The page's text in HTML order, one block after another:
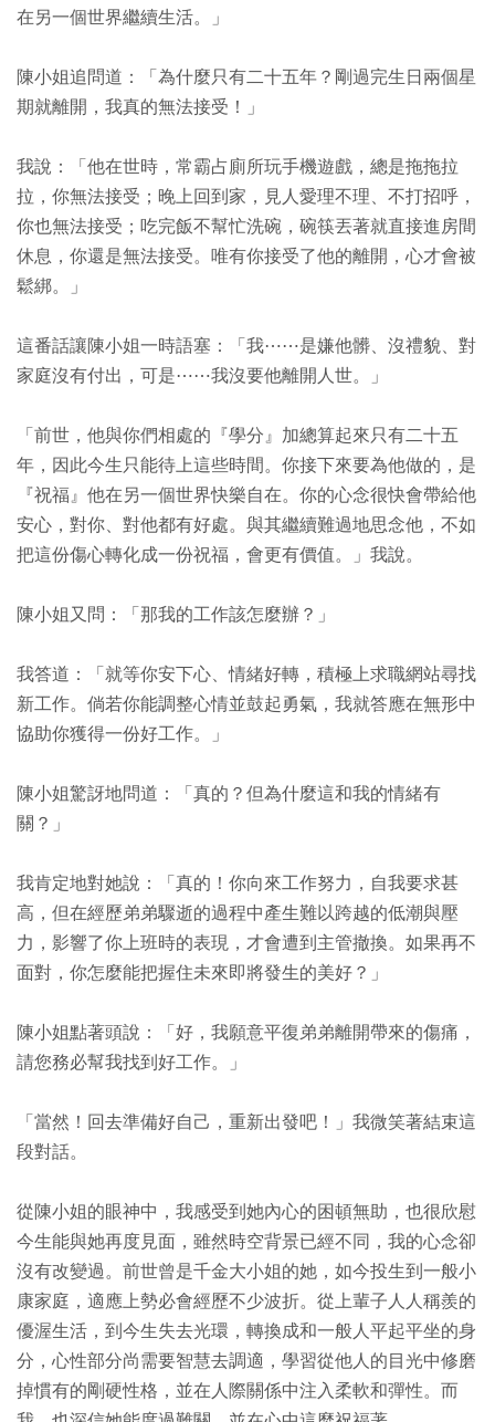
在另一個世界繼續生活。」
陳小姐追問道：「為什麼只有二十五年？剛過完生日兩個星
期就離開，我真的無法接受！」
我說：「他在世時，常霸占廁所玩手機遊戲，總是拖拖拉
拉，你無法接受；晚上回到家，見人愛理不理、不打招呼，
你也無法接受；吃完飯不幫忙洗碗，碗筷丟著就直接進房間
休息，你還是無法接受。唯有你接受了他的離開，心才會被
鬆綁。」
這番話讓陳小姐一時語塞：「我⋯⋯是嫌他髒、沒禮貌、對
家庭沒有付出，可是⋯⋯我沒要他離開人世。」
「前世，他與你們相處的『學分』加總算起來只有二十五
年，因此今生只能待上這些時間。你接下來要為他做的，是
『祝福』他在另一個世界快樂自在。你的心念很快會帶給他
安心，對你、對他都有好處。與其繼續難過地思念他，不如
把這份傷心轉化成一份祝福，會更有價值。」我說。
陳小姐又問：「那我的工作該怎麼辦？」
我答道：「就等你安下心、情緒好轉，積極上求職網站尋找
新工作。倘若你能調整心情並鼓起勇氣，我就答應在無形中
協助你獲得一份好工作。」
陳小姐驚訝地問道：「真的？但為什麼這和我的情緒有
關？」
我肯定地對她說：「真的！你向來工作努力，自我要求甚
高，但在經歷弟弟驟逝的過程中產生難以跨越的低潮與壓
力，影響了你上班時的表現，才會遭到主管撤換。如果再不
面對，你怎麼能把握住未來即將發生的美好？」
陳小姐點著頭說：「好，我願意平復弟弟離開帶來的傷痛，
請您務必幫我找到好工作。」
「當然！回去準備好自己，重新出發吧！」我微笑著結束這
段對話。
從陳小姐的眼神中，我感受到她內心的困頓無助，也很欣慰
今生能與她再度見面，雖然時空背景已經不同，我的心念卻
沒有改變過。前世曾是千金大小姐的她，如今投生到一般小
康家庭，適應上勢必會經歷不少波折。從上輩子人人稱羨的
優渥生活，到今生失去光環，轉換成和一般人平起平坐的身
分，心性部分尚需要智慧去調適，學習從他人的目光中修磨
掉慣有的剛硬性格，並在人際關係中注入柔軟和彈性。而